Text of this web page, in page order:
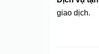
giao dịch.